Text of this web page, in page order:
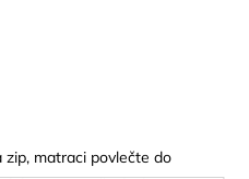
zip, matraci povlečte do